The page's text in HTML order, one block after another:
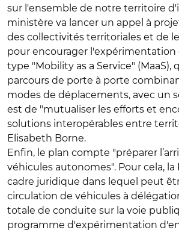
sur l'ensemble de notre territoire
ministère va lancer un appel à
des collectivités territoriales et de
pour encourager l'expérimentation
type "Mobility as a Service" (MaaS),
parcours de porte à porte
modes de déplacements, avec un
est de "mutualiser les efforts et
solutions interopérables entre
Elisabeth Borne.
Enfin, le plan compte "préparer
véhicules autonomes". Pour cela, la
cadre juridique dans lequel peut
circulation de véhicules à
totale de conduite sur la voie
programme d'expérimentation